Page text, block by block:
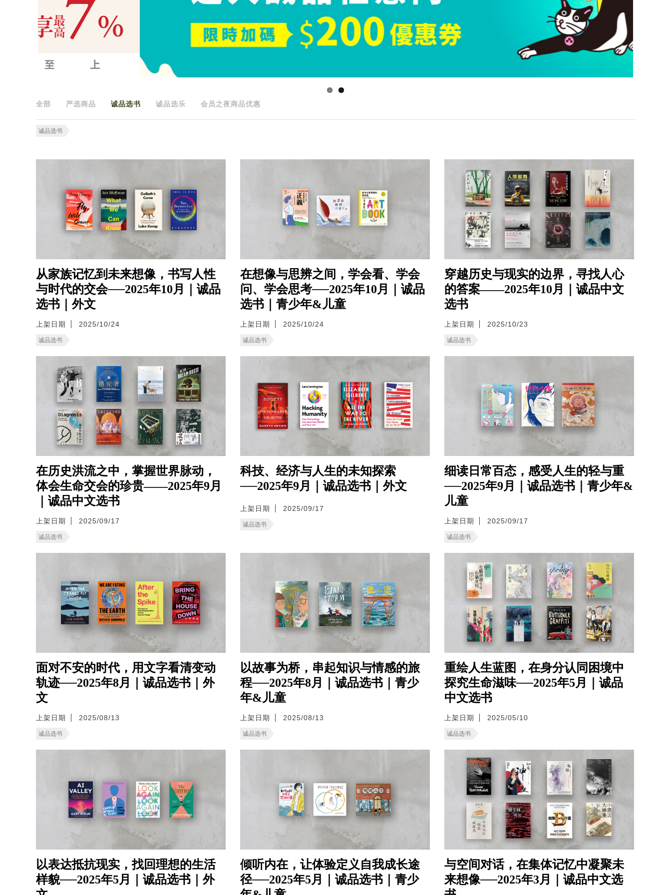
全部 严选商品 诚品选书 诚品选乐 会员之夜商品优惠
诚品选书
从家族记忆到未来想像，书写人性
与时代的交会──2025年10月｜诚品
选书｜外文
上架日期 2025/10/24
诚品选书
在想像与思辨之间，学会看、学会
问、学会思考──2025年10月｜诚品
选书｜青少年&儿童
上架日期 2025/10/24
诚品选书
穿越历史与现实的边界，寻找人心
的答案——2025年10月｜诚品中文
选书
上架日期 2025/10/23
诚品选书
在历史洪流之中，掌握世界脉动，
体会生命交会的珍贵——2025年9月
｜诚品中文选书
上架日期 2025/09/17
诚品选书
科技、经济与人生的未知探索
──2025年9月｜诚品选书｜外文
上架日期 2025/09/17
诚品选书
细读日常百态，感受人生的轻与重
──2025年9月｜诚品选书｜青少年&
儿童
上架日期 2025/09/17
诚品选书
面对不安的时代，用文字看清变动
轨迹──2025年8月｜诚品选书｜外
文
上架日期 2025/08/13
诚品选书
以故事为桥，串起知识与情感的旅
程──2025年8月｜诚品选书｜青少
年&儿童
上架日期 2025/08/13
诚品选书
重绘人生蓝图，在身分认同困境中
探究生命滋味──2025年5月｜诚品
中文选书
上架日期 2025/05/10
诚品选书
以表达抵抗现实，找回理想的生活
样貌──2025年5月｜诚品选书｜外
倾听内在，让体验定义自我成长途
径──2025年5月｜诚品选书｜青少
与空间对话，在集体记忆中凝聚未
来想像──2025年3月｜诚品中文选